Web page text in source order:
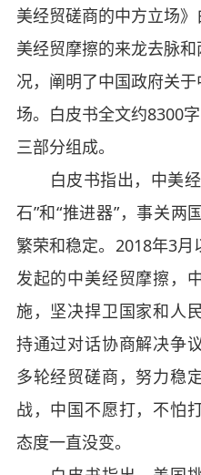
美经贸磋商的中方立场
美经贸摩擦的来龙去脉
况，阐明了中国政府关
场。白皮书全文约8300
三部分组成。
白皮书指出，中美
石”和“推进器”，事关两
繁荣和稳定。2018年3
发起的中美经贸摩擦，
施，坚决捍卫国家和人
持通过对话协商解决争
多轮经贸磋商，努力稳
战，中国不愿打，不怕
态度一直没变。